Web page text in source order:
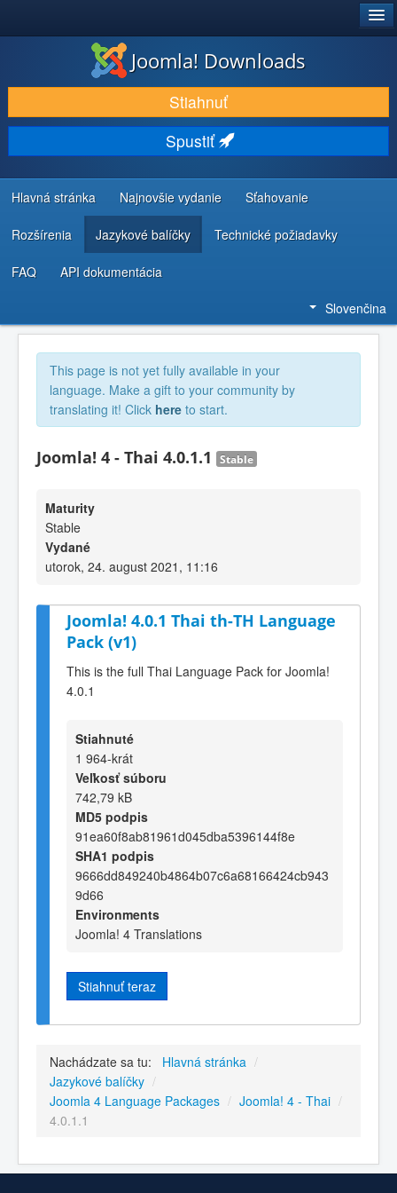
STIAHNUŤ & ROZŠÍRIŤ
OBJAVUJTE & UČTE SA
KOMUNITA & PODPORA
ZDROJE INFORMÁCIÍ PRE VÝVOJÁROV
Joomla! Downloads
Stiahnuť
Spustiť
Hlavná stránka Najnovšie vydanie Sťahovanie
Rozšírenia Jazykové balíčky Technické požiadavky
FAQ API dokumentácia
Slovenčina
This page is not yet fully available in your
language. Make a gift to your community by
translating it! Click here to start.
Joomla! 4 - Thai 4.0.1.1 Stable
Maturity
Stable
Vydané
utorok, 24. august 2021, 11:16
Joomla! 4.0.1 Thai th-TH Language
Pack (v1)
This is the full Thai Language Pack for Joomla!
4.0.1
Stiahnuté
1 964-krát
Veľkosť súboru
742,79 kB
MD5 podpis
91ea60f8ab81961d045dba5396144f8e
SHA1 podpis
9666dd849240b4864b07c6a68166424cb943
9d66
Environments
Joomla! 4 Translations
Stiahnuť teraz
Nachádzate sa tu: Hlavná stránka /
Jazykové balíčky /
Joomla 4 Language Packages / Joomla! 4 - Thai /
4.0.1.1